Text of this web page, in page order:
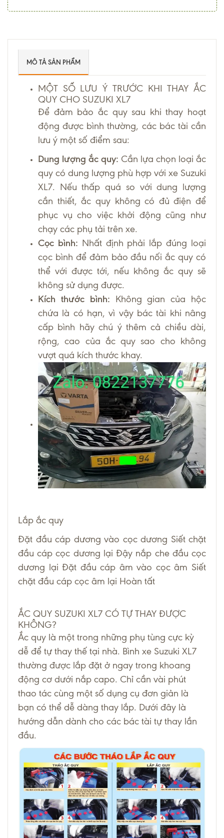
MÔ TẢ SẢN PHẨM
MỘT SỐ LƯU Ý TRƯỚC KHI THAY ẮC
QUY CHO SUZUKI XL7
Để đảm bảo ắc quy sau khi thay hoạt
động được bình thường, các bác tài cần
lưu ý một số điểm sau:
Dung lượng ắc quy: Cần lựa chọn loại ắc
quy có dung lượng phù hợp với xe Suzuki
XL7. Nếu thấp quá so với dung lượng
cần thiết, ắc quy không có đủ điện để
phục vụ cho việc khởi động cũng như
chạy các phụ tải trên xe.
Cọc bình: Nhất định phải lắp đúng loại
cọc bình để đảm bảo đầu nối ắc quy có
thể với được tới, nếu không ắc quy sẽ
không sử dụng được.
Kích thước bình: Không gian của hộc
chứa là có hạn, vì vậy bác tài khi nâng
cấp bình hãy chú ý thêm cả chiều dài,
rộng, cao của ắc quy sao cho không
vượt quá kích thước khay.
Lắp ắc quy
Đặt đầu cáp dương vào cọc dương Siết chặt
đầu cáp cọc dương lại Đậy nắp che đầu cọc
dương lại Đặt đầu cáp âm vào cọc âm Siết
chặt đầu cáp cọc âm lại Hoàn tất
ẮC QUY SUZUKI XL7 CÓ TỰ THAY ĐƯỢC
KHÔNG?
Ắc quy là một trong những phụ tùng cực kỳ
dễ để tự thay thế tại nhà. Bình xe Suzuki XL7
thường được lắp đặt ở ngay trong khoang
động cơ dưới nắp capo. Chỉ cần vài phút
thao tác cùng một số dụng cụ đơn giản là
bạn có thể dễ dàng thay lắp. Dưới đây là
hướng dẫn dành cho các bác tài tự thay lần
đầu.